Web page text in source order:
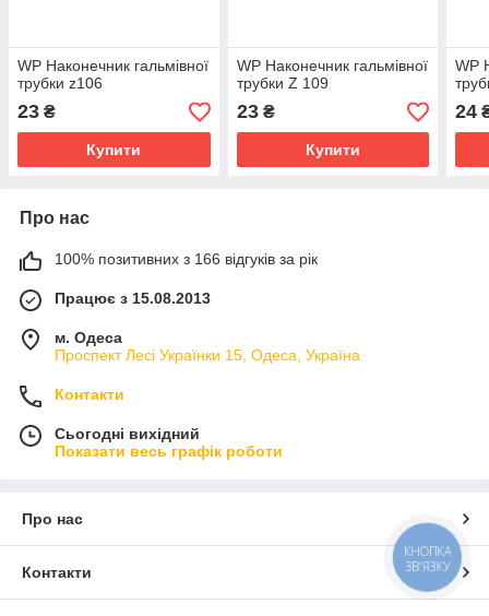
WP Наконечник гальмівної
трубки z106
23 ₴
Купити
WP Наконечник гальмівної
трубки Z 109
23₴
Купити
WP
24
Про нас
100% позитивних з 166 відгуків за рік
Працює з 15.08.2013
м. Одеса
Проспект Лесі Українки 15, Одеса, Україна
Контакти
Сьогодні вихідний
Показати весь графік роботи
Про нас
Контакти
КНОПКА
ЗВ'ЯЗКУ